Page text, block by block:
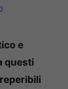
e
questi